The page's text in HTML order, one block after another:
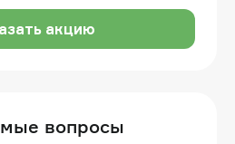
акцию
вопросы